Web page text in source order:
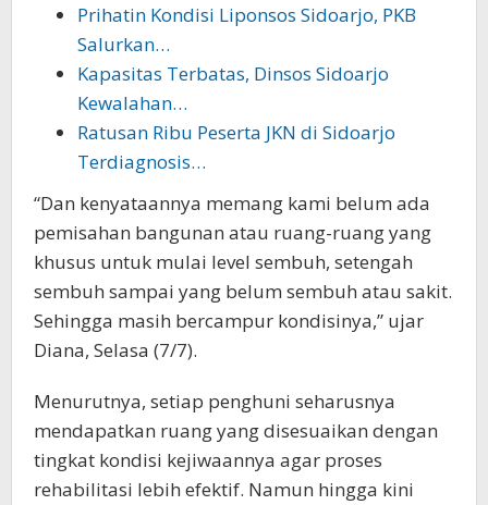
Prihatin Kondisi Liponsos Sidoarjo, PKB
Salurkan…
Kapasitas Terbatas, Dinsos Sidoarjo
Kewalahan…
Ratusan Ribu Peserta JKN di Sidoarjo
Terdiagnosis…
“Dan kenyataannya memang kami belum ada
pemisahan bangunan atau ruang-ruang yang
khusus untuk mulai level sembuh, setengah
sembuh sampai yang belum sembuh atau sakit.
Sehingga masih bercampur kondisinya,” ujar
Diana, Selasa (7/7).
Menurutnya, setiap penghuni seharusnya
mendapatkan ruang yang disesuaikan dengan
tingkat kondisi kejiwaannya agar proses
rehabilitasi lebih efektif. Namun hingga kini